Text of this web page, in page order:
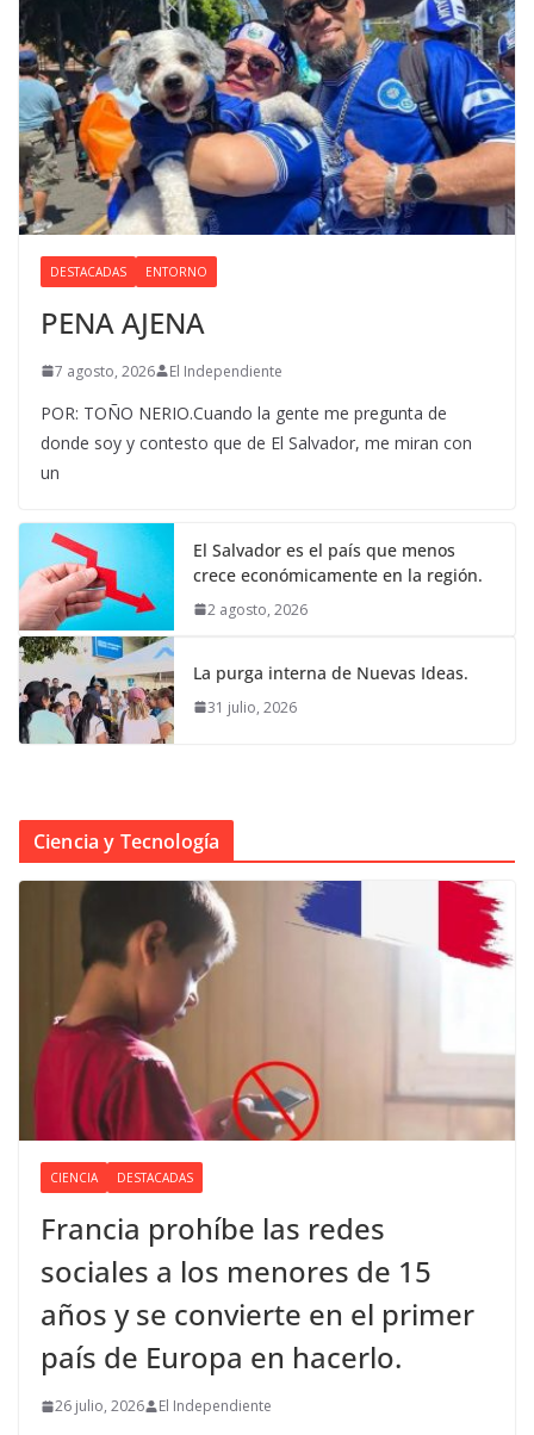
DESTACADAS ENTORNO
PENA AJENA
7 agosto, 2026 El Independiente
POR: TOÑO NERIO.Cuando la gente me pregunta de
donde soy y contesto que de El Salvador, me miran con
un
El Salvador es el país que menos
crece económicamente en la región.
2 agosto, 2026
La purga interna de Nuevas Ideas.
31 julio, 2026
Ciencia y Tecnología
CIENCIA DESTACADAS
Francia prohíbe las redes
sociales a los menores de 15
años y se convierte en el primer
país de Europa en hacerlo.
26 julio, 2026 El Independiente